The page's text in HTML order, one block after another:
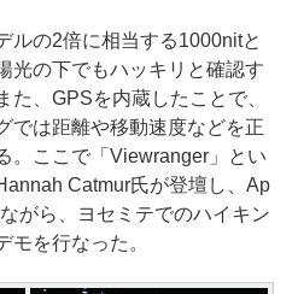
の2倍に相当する1000nitと
光の下でもハッキリと確認す
た、GPSを内蔵したことで、
では距離や移動速度などを正
。ここで「Viewranger」とい
Catmur氏が登壇し、Ap
がら、ヨセミテでのハイキン
モを行なった。